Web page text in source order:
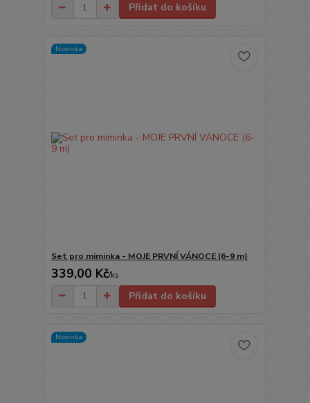
Přidat do košíku
Novinka
Set pro miminka - MOJE PRVNÍ VÁNOCE (6-9 m)
339,00 Kč/ks
Přidat do košíku
Novinka